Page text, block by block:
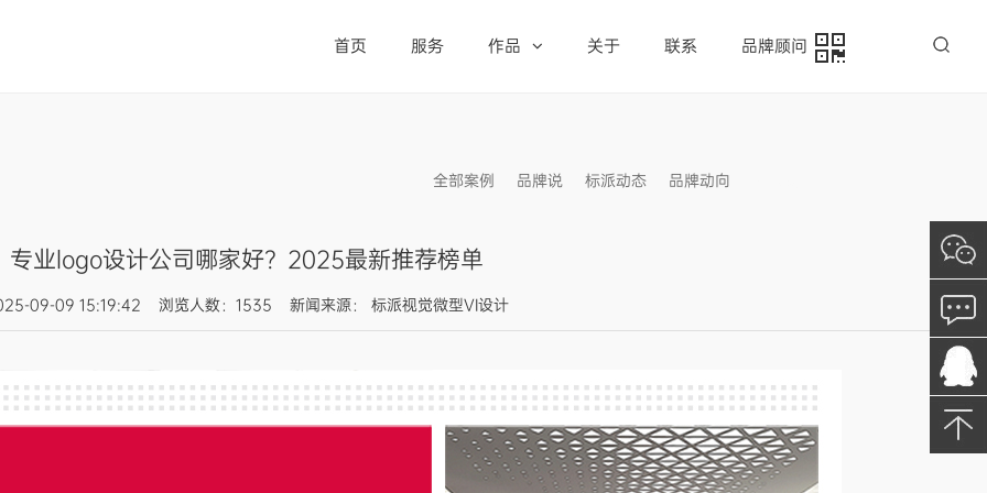
首页 服务 作品 关于 联系 品牌顾问
全部案例 品牌说 标派动态 品牌动向
专业logo设计公司哪家好？2025最新推荐榜单
09-09 15:19:42 浏览人数：1535 新闻来源： 标派视觉微型VI设计